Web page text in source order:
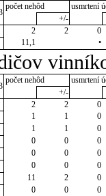
počet nehôd
usmrtení
+/-
2 2
0
11,1 •
počet nehôd
usmrtení
+/-
2 2
0
1 1
0
1 1
0
0 0
0
0 0
0
0 0
0
11 2
0
0 0
0